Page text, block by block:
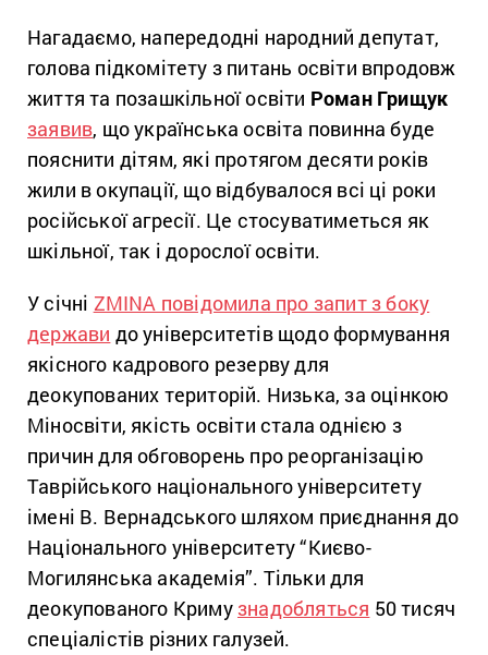
Нагадаємо, напередодні народний депутат,
голова підкомітету з питань освіти впродовж
життя та позашкільної освіти Роман Грищук
заявив, що українська освіта повинна буде
пояснити дітям, які протягом десяти років
жили в окупації, що відбувалося всі ці роки
російської агресії. Це стосуватиметься як
шкільної, так і дорослої освіти.
У січні ZMINA повідомила про запит з боку
держави до університетів щодо формування
якісного кадрового резерву для
деокупованих територій. Низька, за оцінкою
Міносвіти, якість освіти стала однією з
причин для обговорень про реорганізацію
Таврійського національного університету
імені В. Вернадського шляхом приєднання до
Національного університету “Києво-
Могилянська академія”. Тільки для
деокупованого Кримузнадобляться 50 тисяч
спеціалістів різних галузей.